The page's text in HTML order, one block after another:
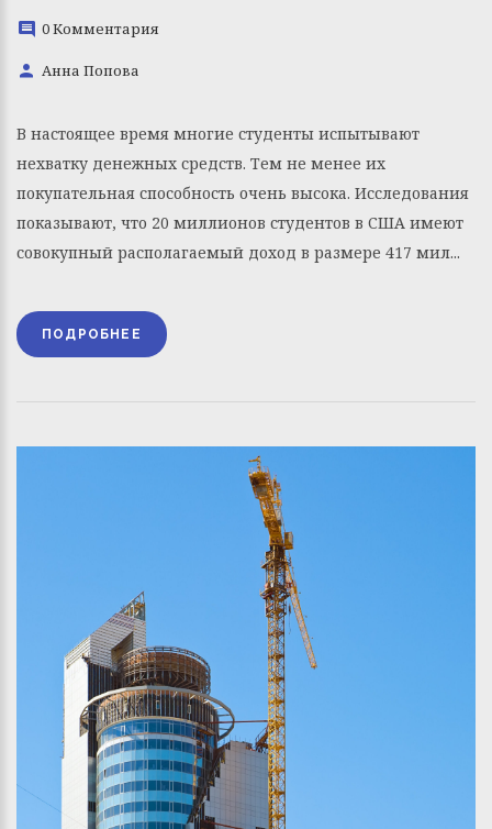
0 Комментария
Анна Попова
В настоящее время многие студенты испытывают
нехватку денежных средств. Тем не менее их
покупательная способность очень высока. Исследования
показывают, что 20 миллионов студентов в США имеют
совокупный располагаемый доход в размере 417 мил...